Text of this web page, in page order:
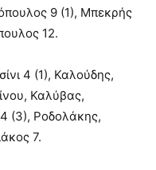
9 (1), Μπεκρής
12.
4 (1), Καλούδης,
Καλύβας,
(3), Ροδολάκης,
7.